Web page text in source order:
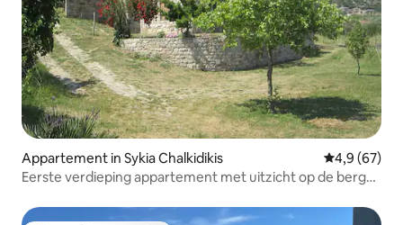
Appartement in Sykia Chalkidikis Gemiddelde
4,9 (67)
Eerste verdieping appartement met uitzicht op de berg